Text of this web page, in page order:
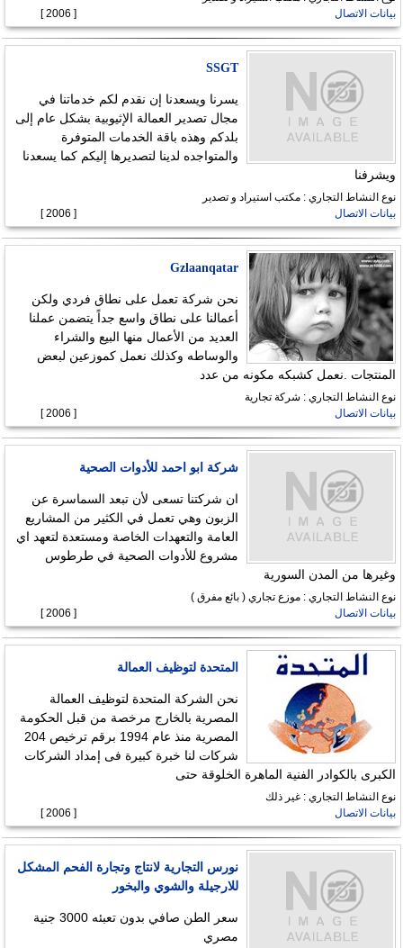
بيانات الاتصال
[ 2006 ]
SSGT
يسرنا ويسعدنا إن نقدم لكم خدماتنا في
مجال تصدير العمالة الإثيوبية بشكل عام إلى
بلدكم وهذه باقة الخدمات المتوفرة
والمتواجده لدينا لتصديرها إليكم كما يسعدنا
ويشرفنا
نوع النشاط التجاري : مكتب استيراد و تصدير
بيانات الاتصال
[ 2006 ]
Gzlaanqatar
نحن شركة تعمل على نطاق فردي ولكن
أعمالنا على نطاق واسع جداً يتضمن عملنا
العديد من الأعمال منها البيع والشراء
والوساطه وكذلك نعمل كموزعين لبعض
المنتجات .نعمل كشبكه مكونه من عدد
نوع النشاط التجاري : شركة تجارية
بيانات الاتصال
[ 2006 ]
شركة ابو احمد للأدوات الصحية
ان شركتنا تسعى لأن تبعد السماسرة عن
الزبون وهي تعمل في الكثير من المشاريع
العامة والتعهدات الخاصة ومستعدة لتعهد اي
مشروع للأدوات الصحية في طرطوس
وغيرها من المدن السورية
نوع النشاط التجاري : موزع تجاري ( بائع مفرق )
بيانات الاتصال
[ 2006 ]
المتحدة لتوظيف العمالة
نحن الشركة المتحدة لتوظيف العمالة
المصرية بالخارج مرخصة من قبل الحكومة
المصرية منذ عام 1994 برقم ترخيص 204
شركات لنا خبرة كبيرة فى إمداد الشركات
الكبرى بالكوادر الفنية الماهرة الخلوقة حتى
نوع النشاط التجاري : غير ذلك
بيانات الاتصال
[ 2006 ]
نورس التجارية لانتاج وتجارة الفحم المشكل
للارجيلة والشوي والبخور
سعر الطن صافي بدون تعبئه 3000 جنية
مصري